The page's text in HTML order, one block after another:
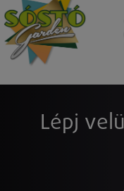
Lépj